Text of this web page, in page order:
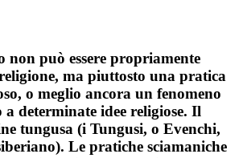
non può essere propriamente
ma piuttosto una pratica
o meglio ancora un fenomeno
a determinate idee religiose. Il
tungusa (i Tungusi, o Evenchi,
Le pratiche sciamaniche